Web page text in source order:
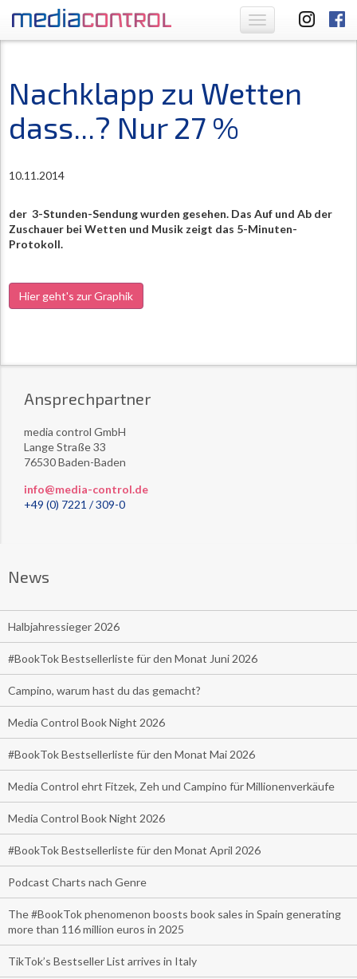
Toggle
navigation
Nachklapp zu Wetten
dass...? Nur 27 %
10.11.2014
der 3-Stunden-Sendung wurden gesehen. Das Auf und Ab der
Zuschauer bei Wetten und Musik zeigt das 5-Minuten-
Protokoll.
Hier geht's zur Graphik
Ansprechpartner
media control GmbH
Lange Straße 33
76530 Baden-Baden
info@media-control.de
+49 (0) 7221 / 309-0
News
Halbjahressieger 2026
#BookTok Bestsellerliste für den Monat Juni 2026
Campino, warum hast du das gemacht?
Media Control Book Night 2026
#BookTok Bestsellerliste für den Monat Mai 2026
Media Control ehrt Fitzek, Zeh und Campino für Millionenverkäufe
Media Control Book Night 2026
#BookTok Bestsellerliste für den Monat April 2026
Podcast Charts nach Genre
The #BookTok phenomenon boosts book sales in Spain generating
more than 116 million euros in 2025
TikTok’s Bestseller List arrives in Italy